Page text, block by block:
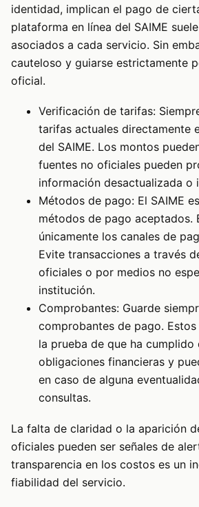
identidad, implican el pago de
plataforma en línea del SAIME
asociados a cada servicio. Sin
cauteloso y guiarse estrictamente
oficial.
Verificación de tarifas:
tarifas actuales directamente
del SAIME. Los montos
fuentes no oficiales pueden
información desactualizada o
Métodos de pago: El SAIME
métodos de pago aceptados.
únicamente los canales de
Evite transacciones a través
oficiales o por medios no
institución.
Comprobantes: Guarde
comprobantes de pago.
la prueba de que ha cumplido
obligaciones financieras y
en caso de alguna
consultas.
La falta de claridad o la aparición
oficiales pueden ser señales de
transparencia en los costos es un
fiabilidad del servicio.